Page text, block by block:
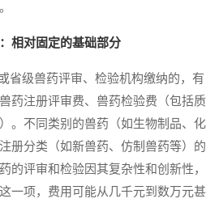
相对固定的基础部分
级兽药评审、检验机构缴纳的，有
药注册评审费、兽药检验费（包括质
。不同类别的兽药（如生物制品、化
册分类（如新兽药、仿制兽药等）的
的评审和检验因其复杂性和创新性，
一项，费用可能从几千元到数万元甚